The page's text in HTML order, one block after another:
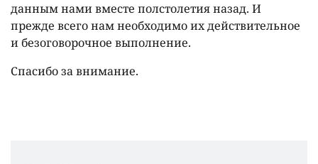
данным нами вместе полстолетия назад. И
прежде всего нам необходимо их действительное
и безоговорочное выполнение.
Спасибо за внимание.